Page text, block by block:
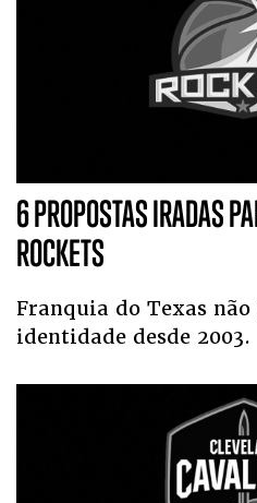
6 PROPOSTAS IRADAS
ROCKETS
Franquia do Texas não
identidade desde 2003.